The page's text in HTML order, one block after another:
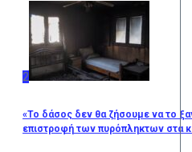
2
«Το δάσος δεν θα ζήσουμε να το
επιστροφή των πυρόπληκτων στα